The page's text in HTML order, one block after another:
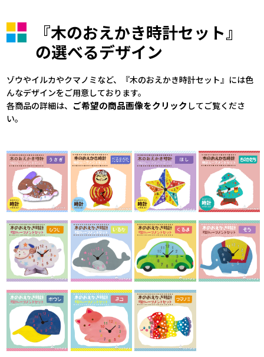
『木のおえかき時計セット』
の選べるデザイン
ゾウやイルカやクマノミなど、『木のおえかき時計セット』には色
んなデザインをご用意しております。
各商品の詳細は、 ご希望の商品画像をクリック してご覧くださ
い。